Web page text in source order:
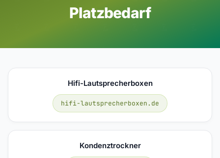
Platzbedarf
Hifi-Lautsprecherboxen
hifi-lautsprecherboxen.de
Kondenztrockner